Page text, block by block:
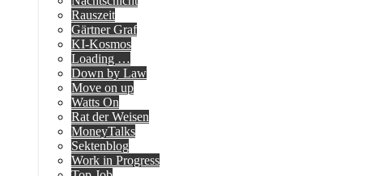
Rauszeit
Gärtner Graf
KI-Kosmos
Loading …
Down by Law
Move on up
Watts On
Rat der Weisen
MoneyTalks
Sektenblog
Work in Progress